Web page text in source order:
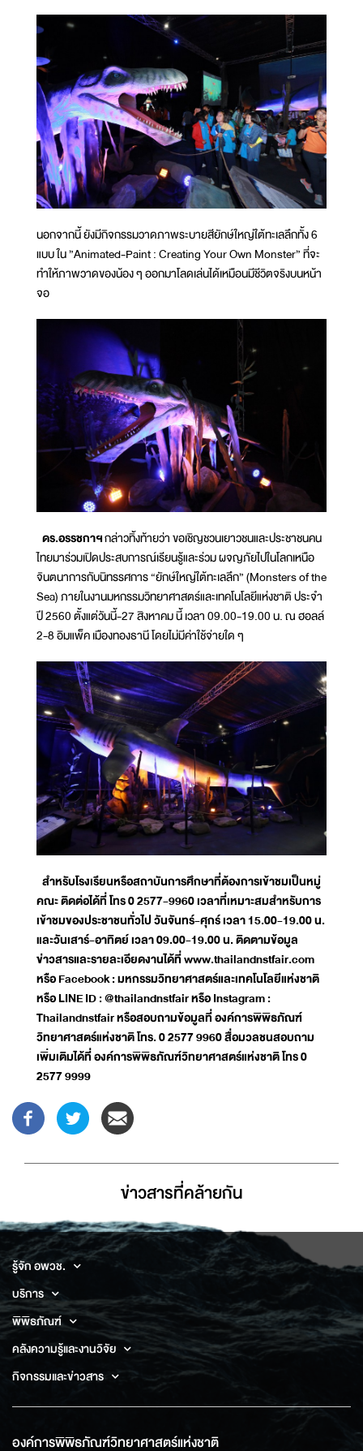
นอกจากนี้ ยังมีกิจกรรมวาดภาพระบายสียักษ์ใหญ่ใต้ทะเลลึกทั้ง 6
แบบ ใน ”Animated-Paint : Creating Your Own Monster” ที่จะ
ทำให้ภาพวาดของน้อง ๆ ออกมาโลดเล่นได้เหมือนมีชีวิตจริงบนหน้า
จอ
ดร.อรรชกาฯกล่าวทิ้งท้ายว่า ขอเชิญชวนเยาวชนและประชาชนคน
ไทยมาร่วมเปิดประสบการณ์เรียนรู้และร่วม ผจญภัยไปในโลกเหนือ
จินตนาการกับนิทรรศการ “ยักษ์ใหญ่ใต้ทะเลลึก” (Monsters of the
Sea) ภายในงานมหกรรมวิทยาศาสตร์และเทคโนโลยีแห่งชาติ ประจำ
ปี 2560 ตั้งแต่วันนี้-27 สิงหาคม นี้ เวลา 09.00-19.00 น. ณ ฮอลล์
2-8 อิมแพ็ค เมืองทองธานี โดยไม่มีค่าใช้จ่ายใด ๆ
สำหรับโรงเรียนหรือสถาบันการศึกษาที่ต้องการเข้าชมเป็นหมู่
คณะ ติดต่อได้ที่ โทร 0 2577-9960 เวลาที่เหมาะสมสำหรับการ
เข้าชมของประชาชนทั่วไป วันจันทร์-ศุกร์ เวลา 15.00-19.00 น.
และวันเสาร์-อาทิตย์ เวลา 09.00-19.00 น. ติดตามข้อมูล
ข่าวสารและรายละเอียดงานได้ที่ www.thailandnstfair.com
หรือ Facebook : มหกรรมวิทยาศาสตร์และเทคโนโลยีแห่งชาติ
หรือ LINE ID : @thailandnstfair หรือ Instagram :
Thailandnstfair หรือสอบถามข้อมูลที่ องค์การพิพิธภัณฑ์
วิทยาศาสตร์แห่งชาติ โทร. 0 2577 9960 สื่อมวลชนสอบถาม
เพิ่มเติมได้ที่ องค์การพิพิธภัณฑ์วิทยาศาสตร์แห่งชาติ โทร 0
2577 9999
ข่าวสารที่่คล้ายกัน
รู้จัก อพวช.
บริการ
พิพิธภัณฑ์
คลังความรู้และงานวิจัย
กิจกรรมและข่าวสาร
องค์การพิพิธภัณฑ์วิทยาศาสตร์แห่งชาติ